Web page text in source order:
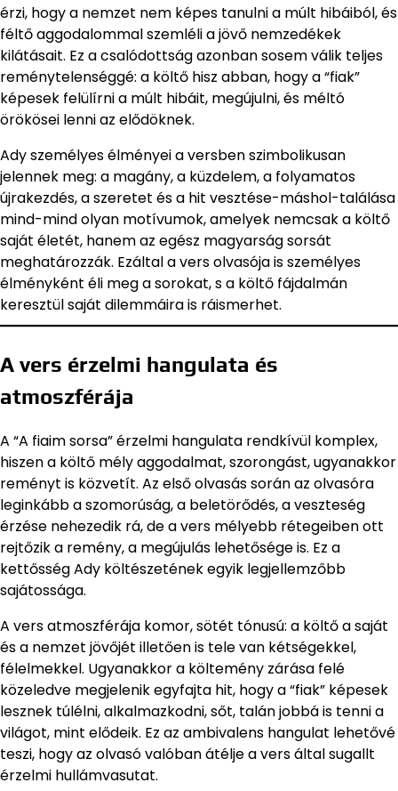
érzi, hogy a nemzet nem képes tanulni a múlt hibáiból, és
féltő aggodalommal szemléli a jövő nemzedékek
kilátásait. Ez a csalódottság azonban sosem válik teljes
reménytelenséggé: a költő hisz abban, hogy a “fiak”
képesek felülírni a múlt hibáit, megújulni, és méltó
örökösei lenni az elődöknek.
Ady személyes élményei a versben szimbolikusan
jelennek meg: a magány, a küzdelem, a folyamatos
újrakezdés, a szeretet és a hit vesztése-máshol-találása
mind-mind olyan motívumok, amelyek nemcsak a költő
saját életét, hanem az egész magyarság sorsát
meghatározzák. Ezáltal a vers olvasója is személyes
élményként éli meg a sorokat, s a költő fájdalmán
keresztül saját dilemmáira is ráismerhet.
A vers érzelmi hangulata és
atmoszférája
A “A fiaim sorsa” érzelmi hangulata rendkívül komplex,
hiszen a költő mély aggodalmat, szorongást, ugyanakkor
reményt is közvetít. Az első olvasás során az olvasóra
leginkább a szomorúság, a beletörődés, a veszteség
érzése nehezedik rá, de a vers mélyebb rétegeiben ott
rejtőzik a remény, a megújulás lehetősége is. Ez a
kettősség Ady költészetének egyik legjellemzőbb
sajátossága.
A vers atmoszférája komor, sötét tónusú: a költő a saját
és a nemzet jövőjét illetően is tele van kétségekkel,
félelmekkel. Ugyanakkor a költemény zárása felé
közeledve megjelenik egyfajta hit, hogy a “fiak” képesek
lesznek túlélni, alkalmazkodni, sőt, talán jobbá is tenni a
világot, mint elődeik. Ez az ambivalens hangulat lehetővé
teszi, hogy az olvasó valóban átélje a vers által sugallt
érzelmi hullámvasutat.